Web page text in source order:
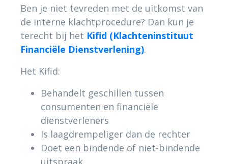
Ben je niet tevreden met de uitkomst van
de interne klachtprocedure? Dan kun je
terecht bij het Kifid (Klachteninstituut
Financiële Dienstverlening).
Het Kifid:
Behandelt geschillen tussen
consumenten en financiële
dienstverleners
Is laagdrempeliger dan de rechter
Doet een bindende of niet-bindende